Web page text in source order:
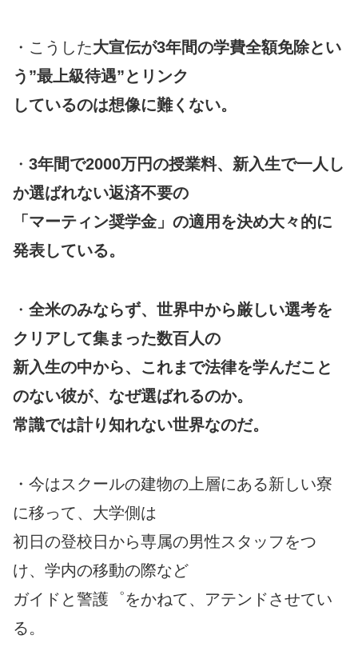
・こうした大宣伝が3年間の学費全額免除とい
う”最上級待遇”とリンク
しているのは想像に難くない。
・ 3年間で2000万円の授業料、新入生で一人し
か選ばれない返済不要の
「マーティン奨学金」の適用を決め大々的に
発表している。
・ 全米のみならず、世界中から厳しい選考を
クリアして集まった数百人の
新入生の中から、これまで法律を学んだこと
のない彼が、なぜ選ばれるのか。
常識では計り知れない世界なのだ。
・今はスクールの建物の上層にある新しい寮
に移って、大学側は
初日の登校日から専属の男性スタッフをつ
け、学内の移動の際など
ガイドと警護゜をかねて、アテンドさせてい
る。